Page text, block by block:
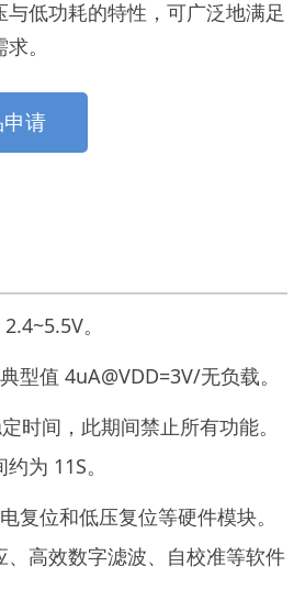
低功耗的特性，可广泛地满足
。
请
。
型值 4uA@VDD=3V/无负载。
时间，此期间禁止所有功能。
为 11S。
复位和低压复位等硬件模块。
、高效数字滤波、自校准等软件